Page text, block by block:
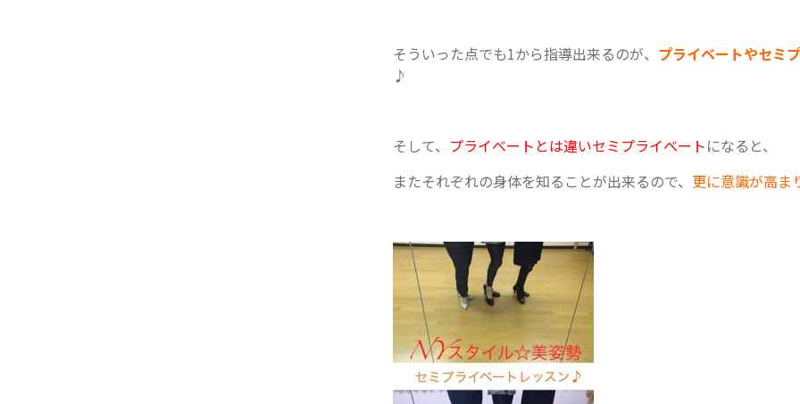
そういった点でも1から指導出来るのが、 プライベートやセミ
♪
そして、 プライベートとは違いセミプライベートになると、
またそれぞれの身体を知ることが出来るので、 更に意識が高ま